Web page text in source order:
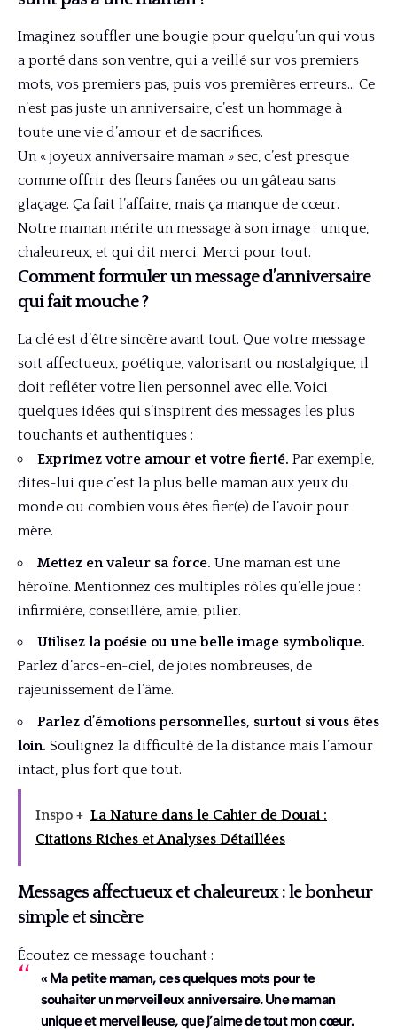
Imaginez souffler une bougie pour quelqu’un qui vous
a porté dans son ventre, qui a veillé sur vos premiers
mots, vos premiers pas, puis vos premières erreurs… Ce
n’est pas juste un anniversaire, c’est un hommage à
toute une vie d’amour et de sacrifices.
Un « joyeux anniversaire maman » sec, c’est presque
comme offrir des fleurs fanées ou un gâteau sans
glaçage. Ça fait l’affaire, mais ça manque de cœur.
Notre maman mérite un message à son image : unique,
chaleureux, et qui dit merci. Merci pour tout.
Comment formuler un message d’anniversaire
qui fait mouche ?
La clé est d’être sincère avant tout. Que votre message
soit affectueux, poétique, valorisant ou nostalgique, il
doit refléter votre lien personnel avec elle. Voici
quelques idées qui s’inspirent des messages les plus
touchants et authentiques :
Exprimez votre amour et votre fierté. Par exemple,
dites-lui que c’est la plus belle maman aux yeux du
monde ou combien vous êtes fier(e) de l’avoir pour
mère.
Mettez en valeur sa force. Une maman est une
héroïne. Mentionnez ces multiples rôles qu’elle joue :
infirmière, conseillère, amie, pilier.
Utilisez la poésie ou une belle image symbolique.
Parlez d’arcs-en-ciel, de joies nombreuses, de
rajeunissement de l’âme.
Parlez d’émotions personnelles, surtout si vous êtes
loin. Soulignez la difficulté de la distance mais l’amour
intact, plus fort que tout.
Inspo + La Nature dans le Cahier de Douai :
Citations Riches et Analyses Détaillées
Messages affectueux et chaleureux : le bonheur
simple et sincère
Écoutez ce message touchant :
« Ma petite maman, ces quelques mots pour te
souhaiter un merveilleux anniversaire. Une maman
unique et merveilleuse, que j’aime de tout mon cœur.